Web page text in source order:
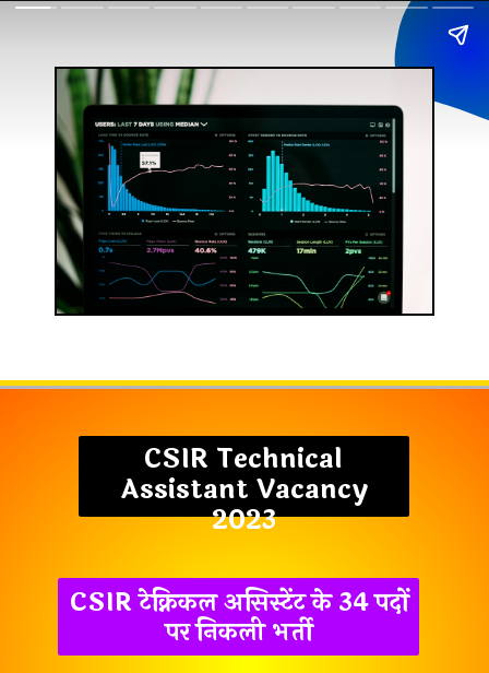
CSIR Technical
Assistant Vacancy
2023
CSIR टेक्निकल असिस्टेंट के 34 पदों
पर निकली भर्ती